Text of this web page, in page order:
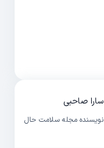
سارا صاحبی
نویسنده مجله سلامت حال